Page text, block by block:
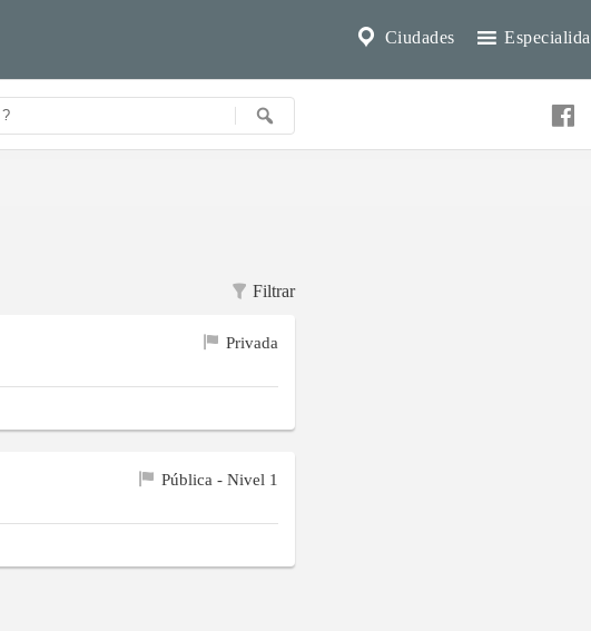
Ciudades
Filtrar
Privada
Pública - Nivel 1